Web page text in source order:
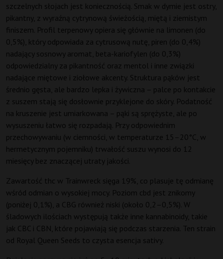
szczelnych słojach jest koniecznością. Smak w dymie jest ostry,
pikantny, z wyraźną cytrynową świeżością, miętą i ziemistym
finiszem. Profil terpenowy opiera się głównie na limonen (do
0,5%), który odpowiada za cytrusową nutę, piren (do 0,4%)
nadający sosnowy aromat, beta-kariofylen (do 0,3%)
odpowiedzialny za pikantność oraz mentol i inne związki
nadające miętowe i ziołowe akcenty. Struktura pąków jest
średnio gęsta, ale bardzo lepka i żywiczna – palce po kontakcie
z suszem stają się dosłownie przyklejone do skóry. Podatność
na kruszenie jest umiarkowana – pąki są sprężyste, ale po
wysuszeniu łatwo się rozpadają. Przy odpowiednim
przechowywaniu (w ciemności, w temperaturze 15–20°C, w
hermetycznym pojemniku) trwałość suszu wynosi do 12
miesięcy bez znaczącej utraty jakości.
Zawartość thc w Trainwreck sięga 19%, co plasuje tę odmianę
wśród odmian o wysokiej mocy. Poziom cbd jest znikomy
(poniżej 0,1%), a CBG również niski (około 0,2–0,5%). W
śladowych ilościach występują także inne kannabinoidy, takie
jak CBC i CBN, które pojawiają się podczas starzenia. Ten strain
od Royal Queen Seeds to czysta esencja sativy.